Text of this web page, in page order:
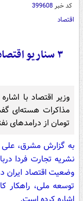
کد خبر399608
اقتصاد
۳ سناریو
تومان از درامدهای
به گزارش مشرق، علی
نشریه تجارت فردا
وضعیت اقتصاد ایران
توسعه ملی، راهکار